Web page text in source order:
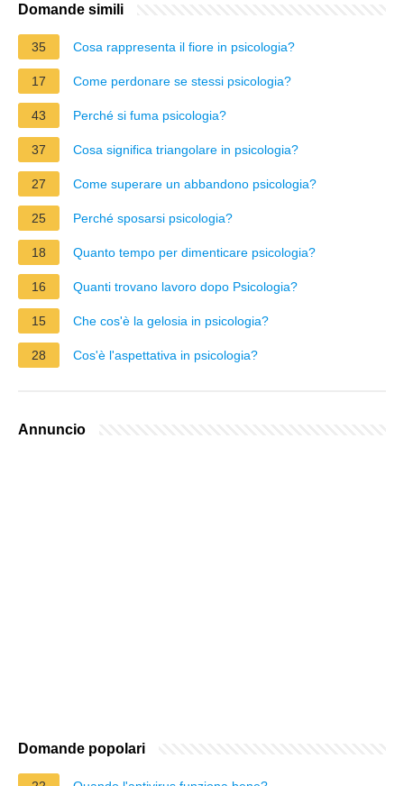
Domande simili
35 Cosa rappresenta il fiore in psicologia?
17 Come perdonare se stessi psicologia?
43 Perché si fuma psicologia?
37 Cosa significa triangolare in psicologia?
27 Come superare un abbandono psicologia?
25 Perché sposarsi psicologia?
18 Quanto tempo per dimenticare psicologia?
16 Quanti trovano lavoro dopo Psicologia?
15 Che cos'è la gelosia in psicologia?
28 Cos'è l'aspettativa in psicologia?
Annuncio
Domande popolari